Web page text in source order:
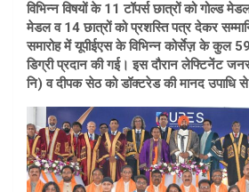
विभिन्न विषयों के 11 टॉपर्स छात्रों को गोल्ड
मेडल व 14 छात्रों को प्रशस्ति पत्र देकर
समारोह में यूपीईएस के विभिन्न कोर्सेज़ के कुल
डिग्री प्रदान की गई। इस दौरान लेफ्टिनेंट
नि) व दीपक सेठ को डॉक्टरेड की मानद उपाधि